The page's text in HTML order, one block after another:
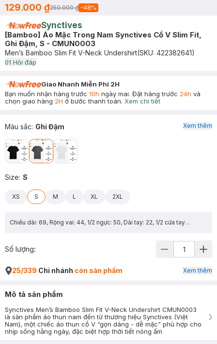
129.000 ₫250.000 ₫ -48%
Synctives
[Bamboo] Áo Mặc Trong Nam Synctives Cổ V Slim Fit,
Ghi Đậm, S - CMUN0003
Men’s Bamboo Slim Fit V-Neck Undershirt(SKU: 422382641)
01 Hỏi đáp
Giao Nhanh Miễn Phí 2H
Bạn muốn nhận hàng trước 10h ngày mai. Đặt hàng trước 24h và
chọn giao hàng 2H ở bước thanh toán. Xem chi tiết
Màu sắc: Ghi Đậm
Size: S
XS S M L XL 2XL
Chiều dài: 69, Rộng vai: 44, 1/2 ngực: 50, Dài tay: 22, 1/2 cửa tay: 16
Xem thêm
Số lượng:
25/339 Chi nhánh còn sản phẩm Xem thêm
Mô tả sản phẩm
Synctives Men’s Bamboo Slim Fit V-Neck Undershirt CMUN0003
là sản phẩm áo thun nam đến từ thương hiệu Synctives (Việt
Nam), một chiếc áo thun cổ V “gọn dáng - dễ mặc” phù hợp cho
nhịp sống hằng ngày, đặc biệt hợp thời tiết nóng ẩm